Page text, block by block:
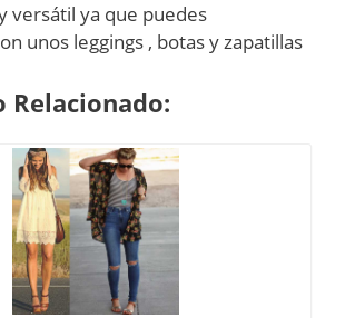
versátil ya que puedes
unos leggings , botas y zapatillas
Relacionado: